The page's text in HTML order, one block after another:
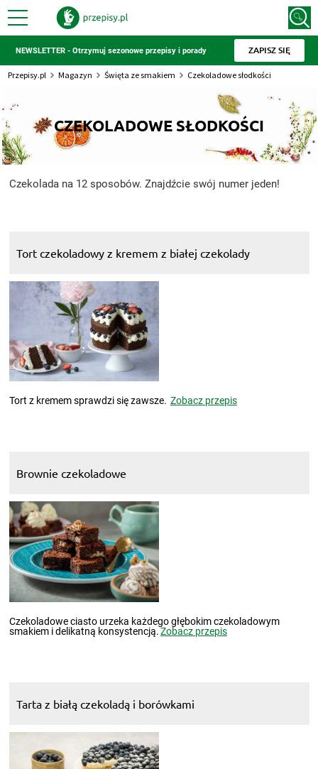
NEWSLETTER - Otrzymuj sezonowe przepisy i porady ZAPISZ SIĘ
Przepisy.pl Magazyn Święta ze smakiem Czekoladowe słodkości
CZEKOLADOWE SŁODKOŚCI
Czekolada na 12 sposobów. Znajdźcie swój numer jeden!
Tort czekoladowy z kremem z białej czekolady
Tort z kremem sprawdzi się zawsze. Zobacz przepis
Brownie czekoladowe
Czekoladowe ciasto urzeka każdego głębokim czekoladowym
smakiem i delikatną konsystencją.Zobacz przepis
Tarta z białą czekoladą i borówkami